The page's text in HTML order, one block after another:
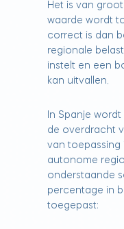
Het is van
waarde wordt
correct is dan
regionale
instelt en een
kan uitvallen.
In Spanje
de overdracht
van toepassing
autonome
onderstaande
percentage in
toegepast: